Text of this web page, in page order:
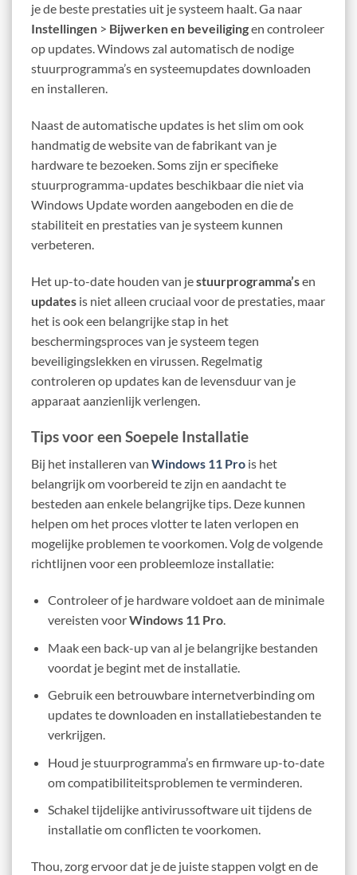
je de beste prestaties uit je systeem haalt. Ga naar
Instellingen > Bijwerken en beveiligingen controleer
op updates. Windows zal automatisch de nodige
stuurprogramma’s en systeemupdates downloaden
en installeren.
Naast de automatische updates is het slim om ook
handmatig de website van de fabrikant van je
hardware te bezoeken. Soms zijn er specifieke
stuurprogramma-updates beschikbaar die niet via
Windows Update worden aangeboden en die de
stabiliteit en prestaties van je systeem kunnen
verbeteren.
Het up-to-date houden van jestuurprogramma’sen
updates is niet alleen cruciaal voor de prestaties, maar
het is ook een belangrijke stap in het
beschermingsproces van je systeem tegen
beveiligingslekken en virussen. Regelmatig
controleren op updates kan de levensduur van je
apparaat aanzienlijk verlengen.
Tips voor een Soepele Installatie
Bij het installeren van Windows 11 Pro is het
belangrijk om voorbereid te zijn en aandacht te
besteden aan enkele belangrijke tips. Deze kunnen
helpen om het proces vlotter te laten verlopen en
mogelijke problemen te voorkomen. Volg de volgende
richtlijnen voor een probleemloze installatie:
Controleer of je hardware voldoet aan de minimale
vereisten voorWindows 11 Pro.
Maak een back-up van al je belangrijke bestanden
voordat je begint met de installatie.
Gebruik een betrouwbare internetverbinding om
updates te downloaden en installatiebestanden te
verkrijgen.
Houd je stuurprogramma’s en firmware up-to-date
om compatibiliteitsproblemen te verminderen.
Schakel tijdelijke antivirussoftware uit tijdens de
installatie om conflicten te voorkomen.
Thou, zorg ervoor dat je de juiste stappen volgt en de